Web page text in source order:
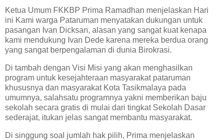
Ketua Umum FKKBP Prima Ramadhan menjelaskan Hari
ini Kami warga Pataruman menyatakan dukungan untuk
pasangan Ivan Dicksan, alasan yang sangat kuat kenapa
kami mendukung Ivan Dede karena mereka berdua orang
yang sangat berpengalaman di dunia Birokrasi.
Di tambah dengan Visi Misi yang akan menghasilkan
program untuk kesejahteraan masyarakat pataruman
khususnya dan masyarakat Kota Tasikmalaya pada
umumnya, salahsatu programnya yakni memberikan baju
sekolah secara gratis di mulai dari tingkat Sekolah Dasar
sederajat, itukan jelas sangat membantu masyarakat.
Di singgung soal jumlah hak pilih, Prima menjelaskan